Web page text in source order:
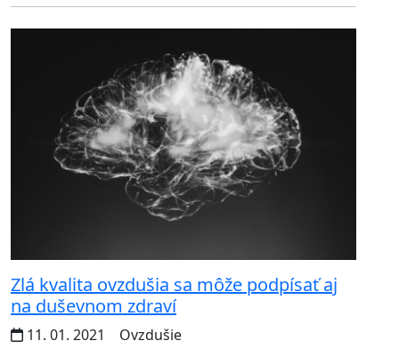
Zlá kvalita ovzdušia sa môže podpísať aj
na duševnom zdraví
11. 01. 2021
Ovzdušie